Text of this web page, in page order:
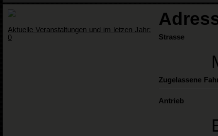
Aktuelle Veranstaltungen und im letzen Jahr:
0
Strasse
Zugelassene
Antrieb